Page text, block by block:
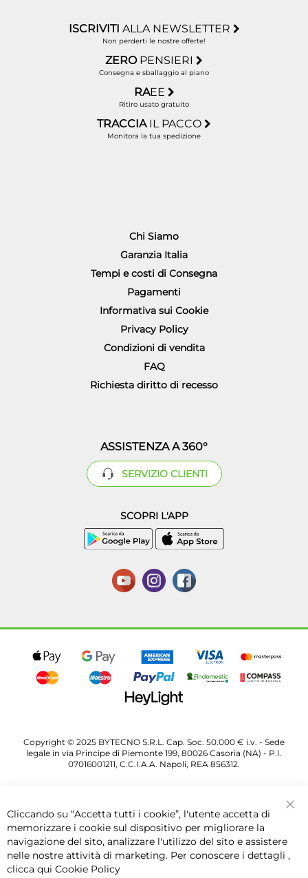
ISCRIVITI ALLA NEWSLETTER
Non perderti le nostre offerte!
ZERO PENSIERI
Consegna e sballaggio al piano
RAEE
Ritiro usato gratuito
TRACCIA IL PACCO
Monitora la tua spedizione
Chi Siamo
Garanzia Italia
Tempi e costi di Consegna
Pagamenti
Informativa sui Cookie
Privacy Policy
Condizioni di vendita
FAQ
Richiesta diritto di recesso
ASSISTENZA A 360°
SERVIZIO CLIENTI
SCOPRI L'APP
Copyright © 2025 BYTECNO S.R.L. Cap. Soc. 50.000 € i.v. - Sede
legale in via Principe di Piemonte 199, 80026 Casoria (NA) - P.I.
07016001211, C.C.I.A.A. Napoli, REA 856312.
Cliccando su “Accetta tutti i cookie”, l'utente accetta di
memorizzare i cookie sul dispositivo per migliorare la
navigazione del sito, analizzare l'utilizzo del sito e assistere
nelle nostre attività di marketing. Per conoscere i dettagli ,
clicca qui Cookie Policy